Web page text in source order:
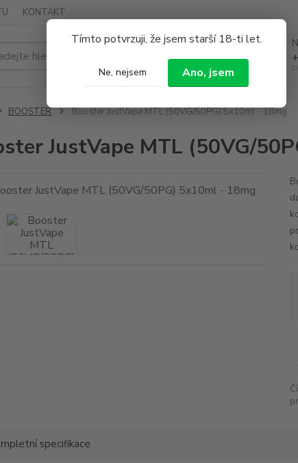
Tímto potvrzuji, že jsem starší 18-ti let.
Ne, nejsem Ano, jsem
KONTAKT
Hledat
BOOSTER Booster JustVape MTL (50VG/50PG) 5x10ml - 18mg
JustVape MTL (50VG/
specifikace